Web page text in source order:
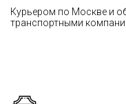
Курьером по Москве и
транспортными